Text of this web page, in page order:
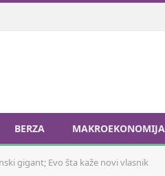
BERZA MAKROEKONOMIJA
gigant; Evo šta kaže novi vlasnik